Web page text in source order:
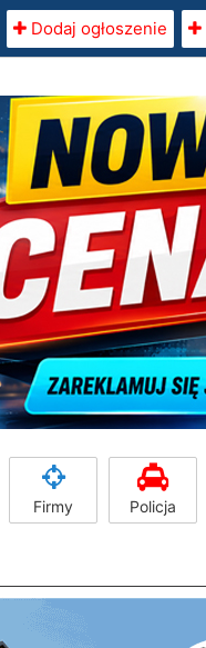
Dodaj ogłoszenie
Firmy Policja